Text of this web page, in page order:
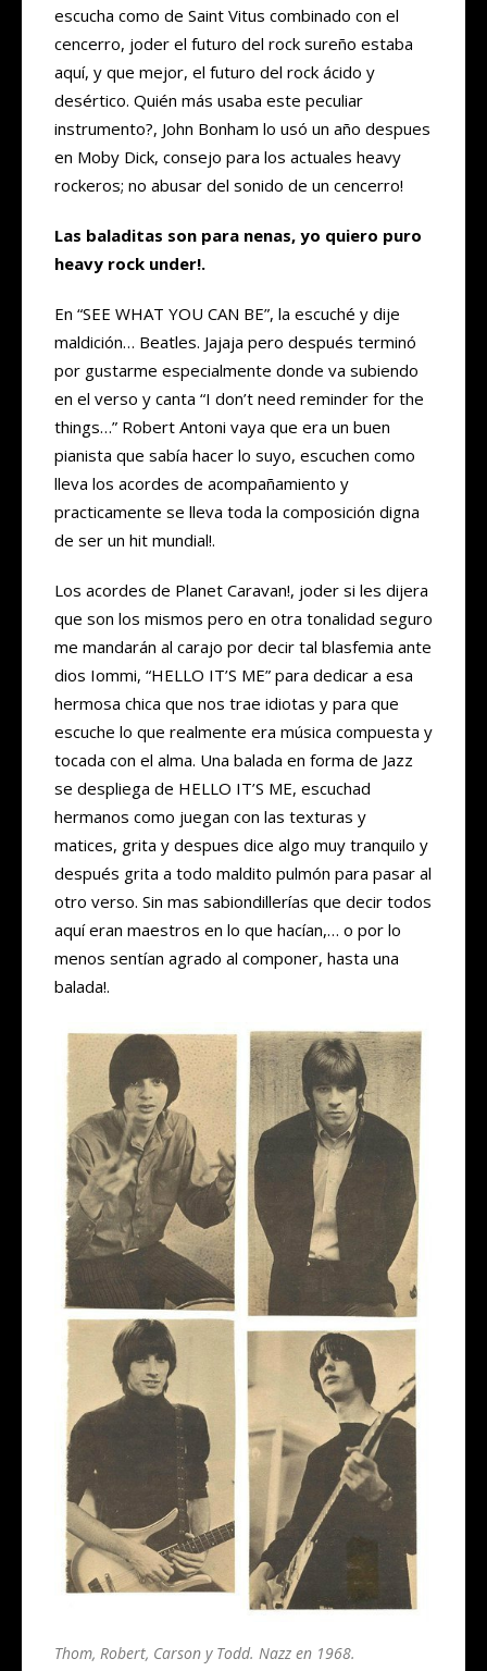
escucha como de Saint Vitus combinado con el
cencerro, joder el futuro del rock sureño estaba
aquí, y que mejor, el futuro del rock ácido y
desértico. Quién más usaba este peculiar
instrumento?, John Bonham lo usó un año despues
en Moby Dick, consejo para los actuales heavy
rockeros; no abusar del sonido de un cencerro!
Las baladitas son para nenas, yo quiero puro
heavy rock under!.
En “SEE WHAT YOU CAN BE”, la escuché y dije
maldición… Beatles. Jajaja pero después terminó
por gustarme especialmente donde va subiendo
en el verso y canta “I don’t need reminder for the
things…” Robert Antoni vaya que era un buen
pianista que sabía hacer lo suyo, escuchen como
lleva los acordes de acompañamiento y
practicamente se lleva toda la composición digna
de ser un hit mundial!.
Los acordes de Planet Caravan!, joder si les dijera
que son los mismos pero en otra tonalidad seguro
me mandarán al carajo por decir tal blasfemia ante
dios Iommi, “HELLO IT’S ME” para dedicar a esa
hermosa chica que nos trae idiotas y para que
escuche lo que realmente era música compuesta y
tocada con el alma. Una balada en forma de Jazz
se despliega de HELLO IT’S ME, escuchad
hermanos como juegan con las texturas y
matices, grita y despues dice algo muy tranquilo y
después grita a todo maldito pulmón para pasar al
otro verso. Sin mas sabiondillerías que decir todos
aquí eran maestros en lo que hacían,… o por lo
menos sentían agrado al componer, hasta una
balada!.
Thom, Robert, Carson y Todd. Nazz en 1968.